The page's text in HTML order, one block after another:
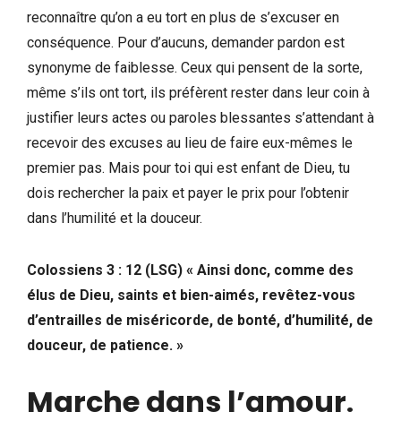
reconnaître qu’on a eu tort en plus de s’excuser en
conséquence. Pour d’aucuns, demander pardon est
synonyme de faiblesse. Ceux qui pensent de la sorte,
même s’ils ont tort, ils préfèrent rester dans leur coin à
justifier leurs actes ou paroles blessantes s’attendant à
recevoir des excuses au lieu de faire eux-mêmes le
premier pas. Mais pour toi qui est enfant de Dieu, tu
dois rechercher la paix et payer le prix pour l’obtenir
dans l’humilité et la douceur.
Colossiens 3 : 12 (LSG) « Ainsi donc, comme des
élus de Dieu, saints et bien-aimés, revêtez-vous
d’entrailles de miséricorde, de bonté, d’humilité, de
douceur, de patience. »
Marche dans l’amour.